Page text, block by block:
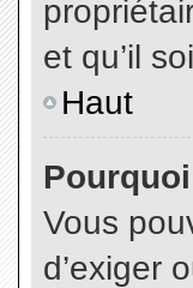
et qu’il
Haut
Vous
d’exiger